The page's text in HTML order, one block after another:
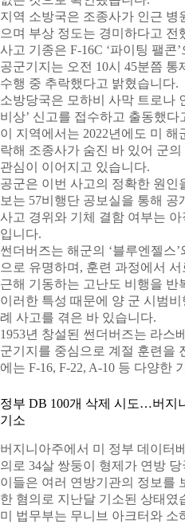
지역 소방국은 조종사가 인근 병
으며 부상 정도는 경미하다고 전
사고 기종은 F-16C ‘파이팅 팰콘
공군기지는 오전 10시 45분쯤 통
수행 중 추락했다고 밝혔습니다.
소방당국은 모하비 사막 트로나
비상’ 신고를 접수하고 출동했다
이 지역에서는 2022년에도 미 해
락해 조종사가 숨진 바 있어 군
관심이 이어지고 있습니다.
공군은 이번 사고의 정확한 원인
보는 57비행단 공보실을 통해 공
사고 경위와 기체 결함 여부는
입니다.
썬더버즈는 해군의 ‘블루엔젤스
으로 유명하며, 훈련 과정에서
근해 기동하는 고난도 비행을 반
이러한 특성 때문에 양 군 시범
례 사고를 겪은 바 있습니다.
1953년 창설된 썬더버즈는 라스
군기지를 중심으로 계절 훈련을
에는 F-16, F-22, A-10 등 다양한
정부 DB 100개 삭제 시도…버지
기소
버지니아주에서 미 정부 데이터
의로 34살 쌍둥이 형제가 연방
이들은 여러 연방기관의 정보를
한 혐의로 지난달 기소된 상태였
미 법무부는 무니브 아크터와 소